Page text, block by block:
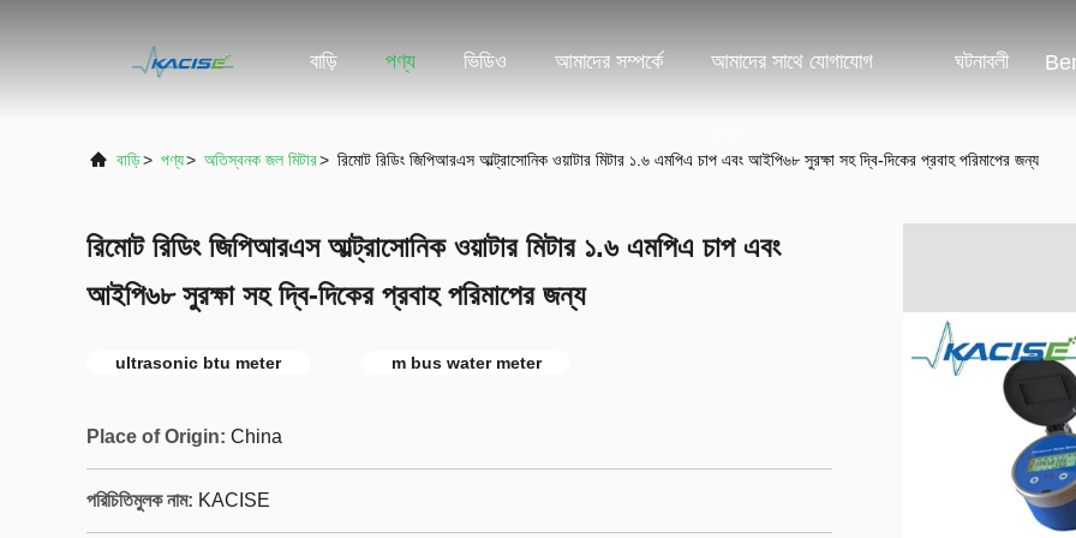
বাড়ি পণ্য ভিডিও আমাদের সম্পর্কে আমাদের সাথে যোগাযোগ ঘটনাবলী
বাড়ি> পণ্য> অতিস্বনক জল মিটার> রিমোট রিডিং জিপিআরএস আল্ট্রাসোনিক ওয়াটার মিটার ১.৬ এমপিএ চাপ এবং আইপি৬৮ সুরক্ষা সহ দ্বি-দিকের প্রবাহ পরিমাপের জন্য
রিমোট রিডিং জিপিআরএস আল্ট্রাসোনিক ওয়াটার মিটার ১.৬ এমপিএ চাপ এবং
আইপি৬৮ সুরক্ষা সহ দ্বি-দিকের প্রবাহ পরিমাপের জন্য
ultrasonic btu meter m bus water meter
Place of Origin: China
পরিচিতিমুলক নাম: KACISE